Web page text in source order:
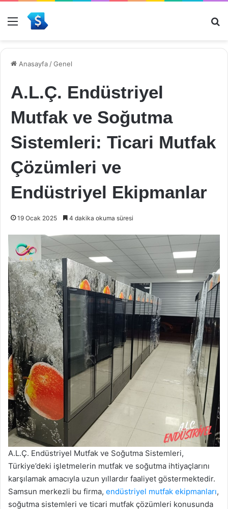
Menü
Anasayfa /Genel
A.L.Ç. Endüstriyel
Mutfak ve Soğutma
Sistemleri: Ticari Mutfak
Çözümleri ve
Endüstriyel Ekipmanlar
19 Ocak 2025 4 dakika okuma süresi
A.L.Ç. Endüstriyel Mutfak ve Soğutma Sistemleri,
Türkiye’deki işletmelerin mutfak ve soğutma ihtiyaçlarını
karşılamak amacıyla uzun yıllardır faaliyet göstermektedir.
Samsun merkezli bu firma, endüstriyel mutfak ekipmanları,
soğutma sistemleri ve ticari mutfak çözümleri konusunda